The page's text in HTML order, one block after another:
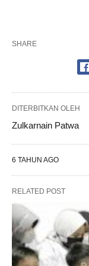
SHARE
DITERBITKAN OLEH
Zulkarnain Patwa
6 TAHUN AGO
RELATED POST